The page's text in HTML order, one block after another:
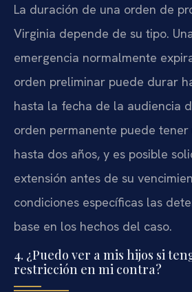
La duración de una orden de
Virginia depende de su tipo.
emergencia normalmente
orden preliminar puede durar
hasta la fecha de la audiencia
orden permanente puede
hasta dos años, y es posible
extensión antes de su
condiciones específicas las
base en los hechos del caso.
4. ¿Puedo ver a mis hijos si
restricción en mi contra?